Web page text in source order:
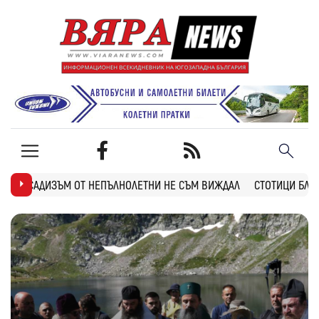
НЕ СЪМ ВИЖДАЛ СТОТИЦИ БЛАГОЕВГРАДЧАНИ НА